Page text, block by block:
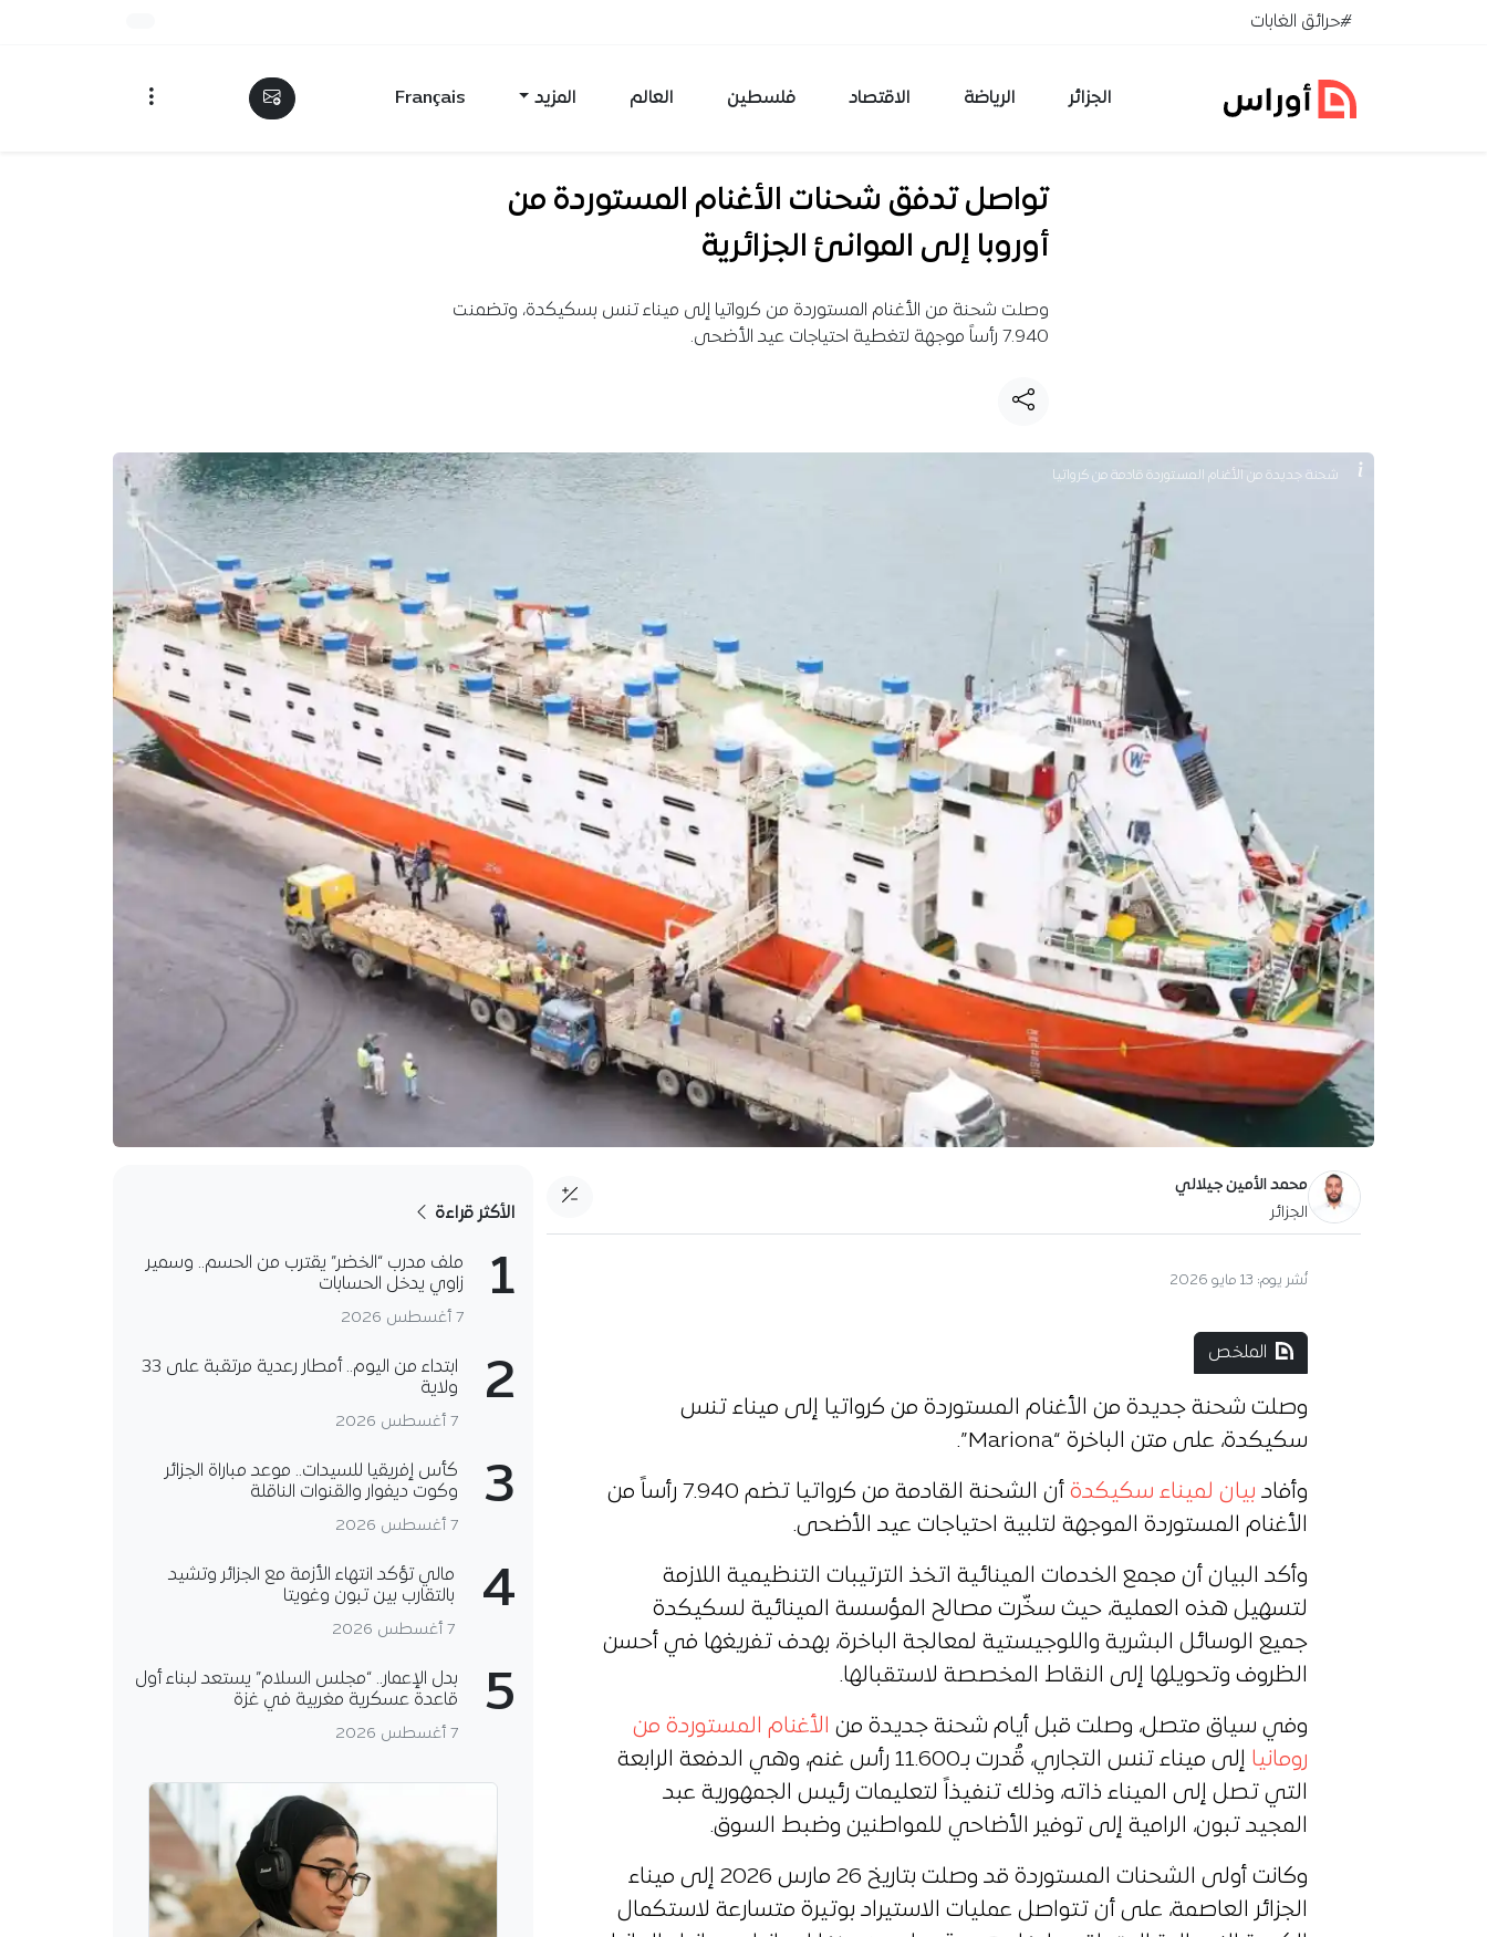
تخطي إلى المحتوى#حرائق الغابات
الجزائر الرياضة الاقتصاد فلسطين العالم المزيد Français
تواصل تدفق شحنات الأغنام المستوردة من
أوروبا إلى الموانئ الجزائرية
وصلت شحنة من الأغنام المستوردة من كرواتيا إلى ميناء تنس بسكيكدة، وتضمنت
7.940 رأساً موجهة لتغطية احتياجات عيد الأضحى.
شحنة جديدة من الأغنام المستوردة قادمة من كرواتيا
محمد الأمين جيلالي
الجزائر
نُشر يوم: 13 مايو 2026
الملخص
وصلت شحنة جديدة من الأغنام المستوردة من كرواتيا إلى ميناء تنس
سكيكدة، على متن الباخرة “Mariona”.
وأفاد بيان لميناء سكيكدة
أن الشحنة القادمة من كرواتيا تضم 7.940 رأساً من
الأغنام المستوردة الموجهة لتلبية احتياجات عيد الأضحى.
وأكد البيان أن مجمع الخدمات المينائية اتخذ الترتيبات التنظيمية اللازمة
لتسهيل هذه العملية، حيث سخّرت مصالح المؤسسة المينائية لسكيكدة
جميع الوسائل البشرية واللوجيستية لمعالجة الباخرة، بهدف تفريغها في أحسن
الظروف وتحويلها إلى النقاط المخصصة لاستقبالها.
وفي سياق متصل، وصلت قبل أيام شحنة جديدة من الأغنام المستوردة من
رومانيا
إلى ميناء تنس التجاري، قُدرت بـ11.600 رأس غنم، وهي الدفعة الرابعة
التي تصل إلى الميناء ذاته، وذلك تنفيذاً لتعليمات رئيس الجمهورية عبد
المجيد تبون، الرامية إلى توفير الأضاحي للمواطنين وضبط السوق.
وكانت أولى الشحنات المستوردة قد وصلت بتاريخ 26 مارس 2026 إلى ميناء
الجزائر العاصمة، على أن تتواصل عمليات الاستيراد بوتيرة متسارعة لاستكمال
الأكثر قراءة
1
ملف مدرب “الخضر” يقترب من الحسم.. وسمير
زاوي يدخل الحسابات
7 أغسطس 2026
2
ابتداء من اليوم.. أمطار رعدية مرتقبة على 33
ولاية
7 أغسطس 2026
3
كأس إفريقيا للسيدات.. موعد مباراة الجزائر
وكوت ديفوار والقنوات الناقلة
7 أغسطس 2026
4
مالي تؤكد انتهاء الأزمة مع الجزائر وتشيد
بالتقارب بين تبون وغويتا
7 أغسطس 2026
5
بدل الإعمار.. “مجلس السلام” يستعد لبناء أول
قاعدة عسكرية مغربية في غزة
7 أغسطس 2026